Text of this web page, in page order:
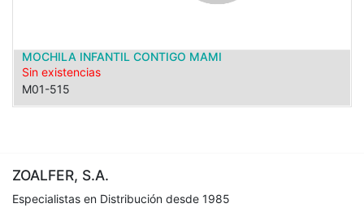
MOCHILA INFANTIL CONTIGO MAMI
Sin existencias
M01-515
ZOALFER, S.A.
Especialistas en Distribución desde 1985